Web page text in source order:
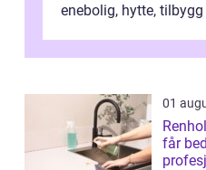
enebolig, hytte,
01
får